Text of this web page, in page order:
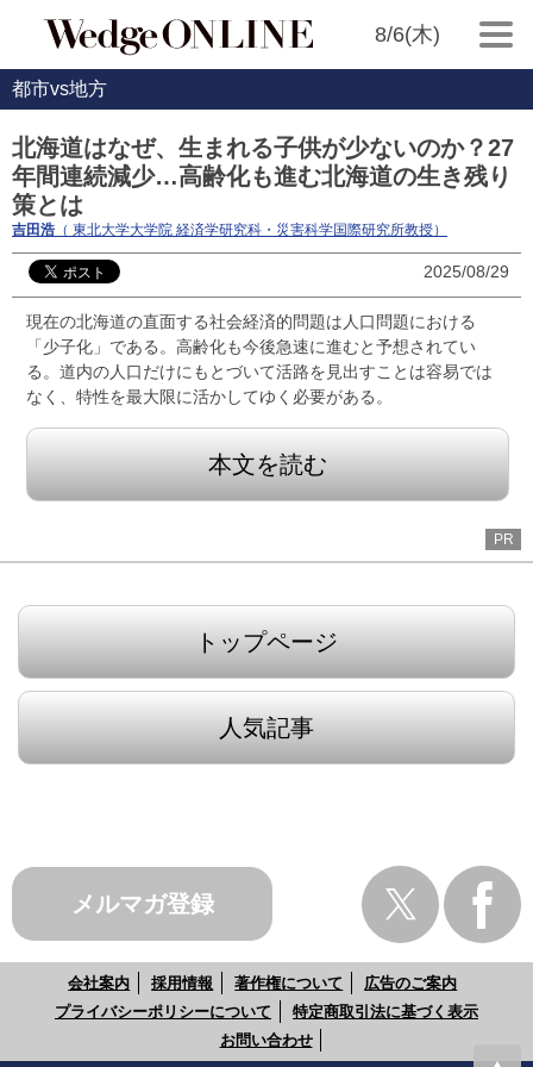
8/6(木)
都市vs地方
北海道はなぜ、生まれる子供が少ないのか？27
年間連続減少…高齢化も進む北海道の生き残り
策とは
吉田浩 （ 東北大学大学院 経済学研究科・災害科学国際研究所教授）
2025/08/29
現在の北海道の直面する社会経済的問題は人口問題における
「少子化」である。高齢化も今後急速に進むと予想されてい
る。道内の人口だけにもとづいて活路を見出すことは容易では
なく、特性を最大限に活かしてゆく必要がある。
本文を読む
PR
トップページ
人気記事
メルマガ登録
会社案内 採用情報 著作権について
広告のご案内
プライバシーポリシーについて
特定商取引法に基づく表示
お問い合わせ